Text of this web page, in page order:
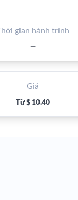
gian hành trình
—
Giá
Từ $ 10.40